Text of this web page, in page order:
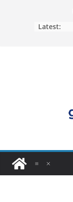
Latest: